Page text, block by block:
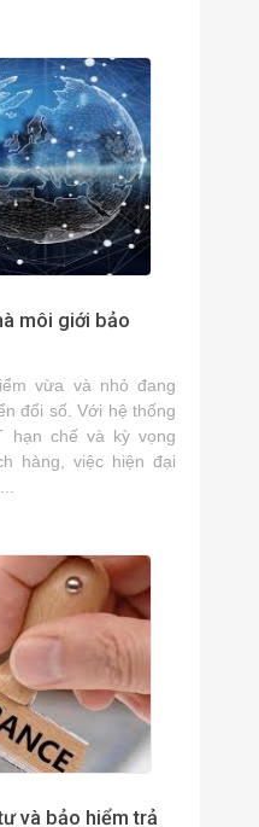
môi giới bảo
vừa và nhỏ đang
đổi số. Với hệ thống
hạn chế và kỳ vọng
hàng, việc hiện đại
và bảo hiểm trả